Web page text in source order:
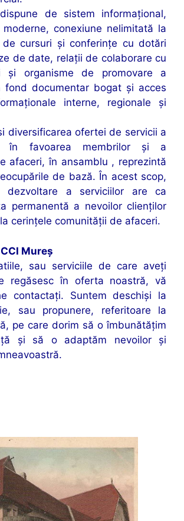
dispune de sistem informaţional,
moderne, conexiune nelimitată la
de cursuri şi conferinţe cu dotări
de date, relaţii de colaborare cu
şi organisme de promovare a
fond documentar bogat şi acces
interne, regionale şi
diversificarea ofertei de servicii a
în favoarea membrilor şi a
afaceri, în ansamblu , reprezintă
de bază. În acest scop,
dezvoltare a serviciilor are ca
permanentă a nevoilor clienţilor
cerinţele comunităţii de afaceri.
Mureș
sau serviciile de care aveți
regăsesc în oferta noastră, vă
contactați. Suntem deschiși la
sau propunere, referitoare la
pe care dorim să o îmbunătățim
și să o adaptăm nevoilor și